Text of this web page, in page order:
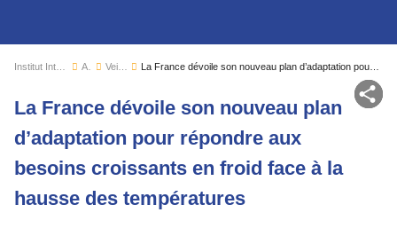
Actualités Veille sectorielle
La France dévoile son nouveau plan
d’adaptation pour répondre aux
besoins croissants en froid face à la
hausse des températures